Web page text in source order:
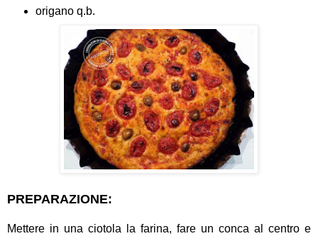
origano q.b.
PREPARAZIONE:
Mettere in una ciotola la farina, fare un conca al centro e